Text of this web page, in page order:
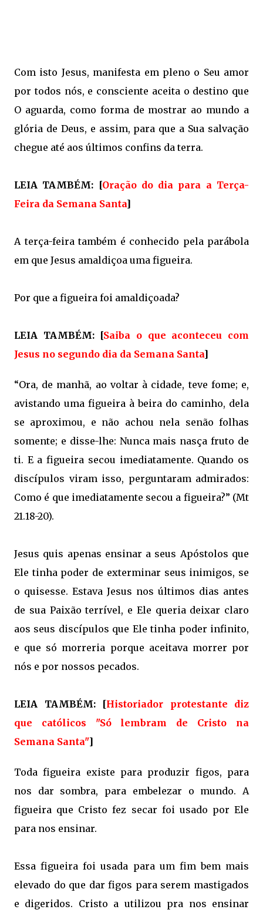
Com isto Jesus, manifesta em pleno o Seu amor
por todos nós, e consciente aceita o destino que
O aguarda, como forma de mostrar ao mundo a
glória de Deus, e assim, para que a Sua salvação
chegue até aos últimos confins da terra.
LEIA TAMBÉM: [Oração do dia para a Terça-
Feira da Semana Santa]
A terça-feira também é conhecido pela parábola
em que Jesus amaldiçoa uma figueira.
Por que a figueira foi amaldiçoada?
LEIA TAMBÉM: [Saiba o que aconteceu com
Jesus no segundo dia da Semana Santa]
“Ora, de manhã, ao voltar à cidade, teve fome; e,
avistando uma figueira à beira do caminho, dela
se aproximou, e não achou nela senão folhas
somente; e disse-lhe: Nunca mais nasça fruto de
ti. E a figueira secou imediatamente. Quando os
discípulos viram isso, perguntaram admirados:
Como é que imediatamente secou a figueira?” (Mt
21.18-20).
Jesus quis apenas ensinar a seus Apóstolos que
Ele tinha poder de exterminar seus inimigos, se
o quisesse. Estava Jesus nos últimos dias antes
de sua Paixão terrível, e Ele queria deixar claro
aos seus discípulos que Ele tinha poder infinito,
e que só morreria porque aceitava morrer por
nós e por nossos pecados.
LEIA TAMBÉM: [Historiador protestante diz
que católicos "Só lembram de Cristo na
Semana Santa"]
Toda figueira existe para produzir figos, para
nos dar sombra, para embelezar o mundo. A
figueira que Cristo fez secar foi usado por Ele
para nos ensinar.
Essa figueira foi usada para um fim bem mais
elevado do que dar figos para serem mastigados
e digeridos. Cristo a utilizou pra nos ensinar